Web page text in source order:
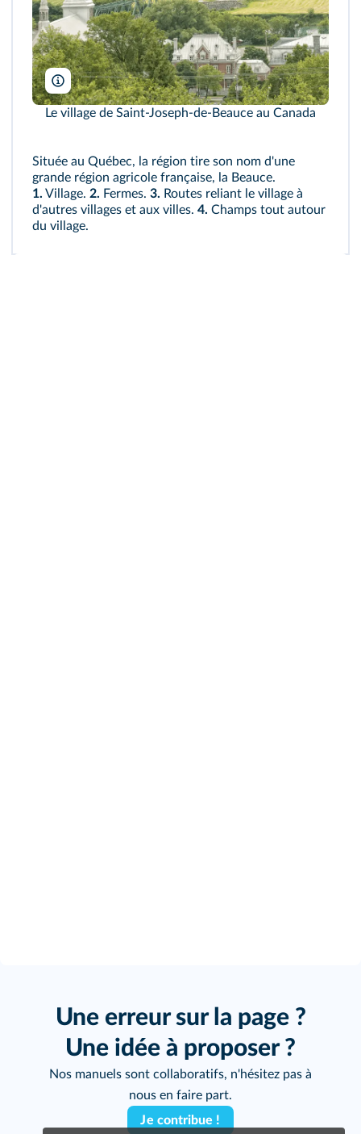
Le village de Saint-Joseph-de-Beauce au Canada
Située au Québec, la région tire son nom d'une
grande région agricole française, la Beauce.
1. Village. 2. Fermes. 3. Routes reliant le village à
d'autres villages et aux villes. 4. Champs tout autour
du village.
Une erreur sur la page ?
Une idée à proposer ?
Nos manuels sont collaboratifs, n'hésitez pas à
nous en faire part.
Je contribue !